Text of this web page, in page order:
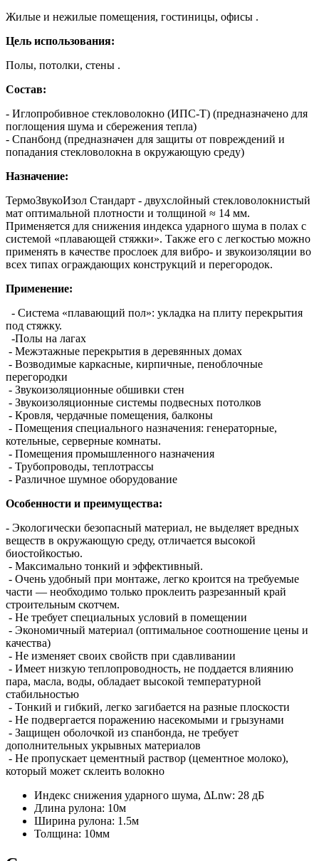
Жилые и нежилые помещения, гостиницы, офисы .
Цель использования:
Полы, потолки, стены .
Состав:
- Иглопробивное стекловолокно (ИПС-Т) (предназначено для
поглощения шума и сбережения тепла)
- Спанбонд (предназначен для защиты от повреждений и
попадания стекловолокна в окружающую среду)
Назначение:
ТермоЗвукоИзол Стандарт - двухслойный стекловолокнистый
мат оптимальной плотности и толщиной ≈ 14 мм.
Применяется для снижения индекса ударного шума в полах с
системой «плавающей стяжки». Также его с легкостью можно
применять в качестве прослоек для вибро- и звукоизоляции во
всех типах ограждающих конструкций и перегородок.
Применение:
- Система «плавающий пол»: укладка на плиту перекрытия
под стяжку.
-Полы на лагах
- Межэтажные перекрытия в деревянных домах
- Возводимые каркасные, кирпичные, пеноблочные
перегородки
- Звукоизоляционные обшивки стен
- Звукоизоляционные системы подвесных потолков
- Кровля, чердачные помещения, балконы
- Помещения специального назначения: генераторные,
котельные, серверные комнаты.
- Помещения промышленного назначения
- Трубопроводы, теплотрассы
- Различное шумное оборудование
Особенности и преимущества:
- Экологически безопасный материал, не выделяет вредных
веществ в окружающую среду, отличается высокой
биостойкостью.
- Максимально тонкий и эффективный.
- Очень удобный при монтаже, легко кроится на требуемые
части — необходимо только проклеить разрезанный край
строительным скотчем.
- Не требует специальных условий в помещении
- Экономичный материал (оптимальное соотношение цены и
качества)
- Не изменяет своих свойств при сдавливании
- Имеет низкую теплопроводность, не поддается влиянию
пара, масла, воды, обладает высокой температурной
стабильностью
- Тонкий и гибкий, легко загибается на разные плоскости
- Не подвергается поражению насекомыми и грызунами
- Защищен оболочкой из спанбонда, не требует
дополнительных укрывных материалов
- Не пропускает цементный раствор (цементное молоко),
который может склеить волокно
Индекс снижения ударного шума, ΔLnw: 28 дБ
Длина рулона: 10м
Ширина рулона: 1.5м
Толщина: 10мм